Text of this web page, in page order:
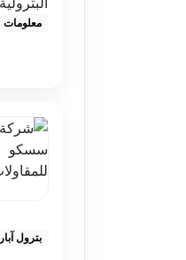
معلومات
بترول